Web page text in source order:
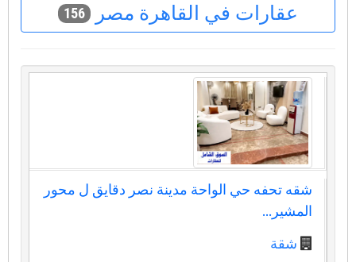
عقارات في القاهرة مصر 156
شقه تحفه حي الواحة مدينة نصر دقايق ل محور
المشير...
شقة